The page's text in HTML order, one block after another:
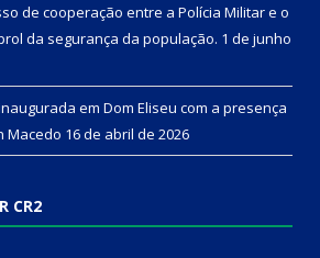
de cooperação entre a Polícia Militar e o
da segurança da população. 1 de junho
em Dom Eliseu com a presença
Macedo 16 de abril de 2026
CR2